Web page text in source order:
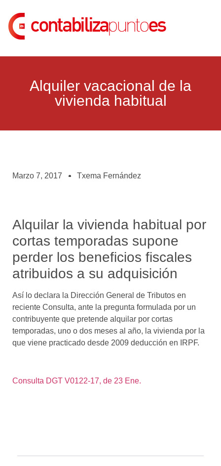
Alquiler vacacional de la
vivienda habitual
Marzo 7, 2017 Txema Fernández
Alquilar la vivienda habitual por
cortas temporadas supone
perder los beneficios fiscales
atribuidos a su adquisición
Así lo declara la Dirección General de Tributos en
reciente Consulta, ante la pregunta formulada por un
contribuyente que pretende alquilar por cortas
temporadas, uno o dos meses al año, la vivienda por la
que viene practicado desde 2009 deducción en IRPF.
Consulta DGT V0122-17, de 23 Ene.